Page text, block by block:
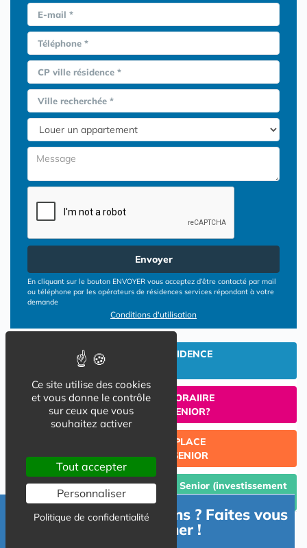
E-mail *
Téléphone *
CP ville résidence *
Ville recherchée *
Envoyer
En cliquant sur le bouton ENVOYER vous acceptez d’être contacté par mail
ou téléphone par les opérateurs de résidences services répondant à votre
demande
Conditions d'utilisation
INVESTIR EN RESIDENCE
UN SEJOUR TEMPORAIIRE
EN RESIDENCE SENIOR?
TROUVER UNE PLACE
EN RESIDENCE SENIOR
Céder un lot acquis en Résidence Senior (investissement
Lmp/Lmnp)
Besoin d'informations ? Faites vous
accompagner !
Ce site utilise des cookies
et vous donne le contrôle
sur ceux que vous
souhaitez activer
Tout accepter
Personnaliser
Politique de confidentialité